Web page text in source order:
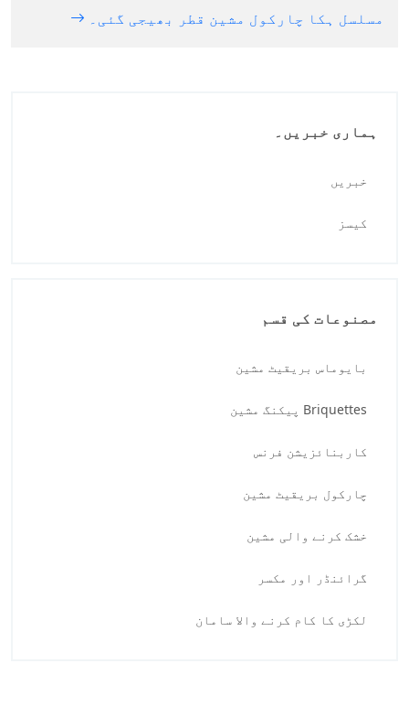
ہماری خبریں۔
خبریں
کیسز
مصنوعات کی قسم
بایوماس بریقیٹ مشین
Briquettes پیکنگ مشین
کاربنائزیشن فرنس
چارکول بریقیٹ مشین
خشک کرنے والی مشین
گرائنڈر اور مکسر
لکڑی کا کام کرنے والا سامان
مسلسل ہکا چارکول مشین قطر بھیجی گئی۔